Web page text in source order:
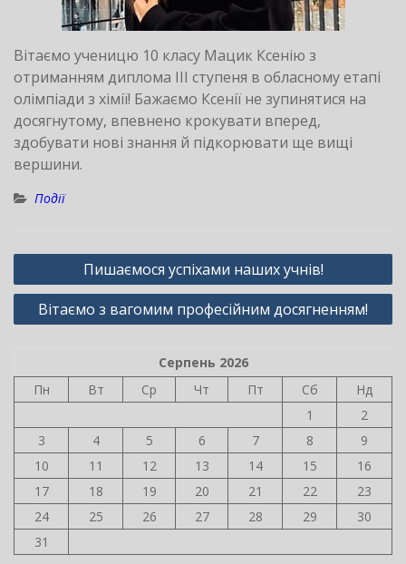
Вітаємо ученицю 10 класу Мацик Ксенію з
отриманням диплома ІІІ ступеня в обласному етапі
олімпіади з хімії! Бажаємо Ксенії не зупинятися на
досягнутому, впевнено крокувати вперед,
здобувати нові знання й підкорювати ще вищі
вершини.
Події
Навігація
записів
Пишаємося успіхами наших учнів!
Вітаємо з вагомим професійним досягненням!
Серпень 2026
Пн
Вт Ср Чт Пт Сб
Нд
1
2
3
4 5 6 7 8
9
10
11 12 13 14 15
16
17
18 19 20 21 22
23
24
25 26 27 28 29
30
31